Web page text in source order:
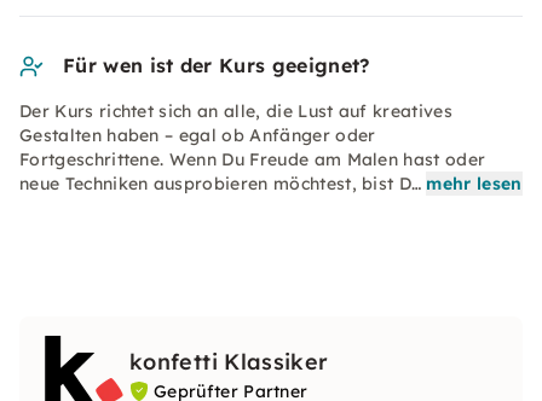
Für wen ist der Kurs geeignet?
Der Kurs richtet sich an alle, die Lust auf kreatives
Gestalten haben – egal ob Anfänger oder
Fortgeschrittene. Wenn Du Freude am Malen hast oder
neue Techniken ausprobieren möchtest, bist D… mehr lesen
konfetti Klassiker
Geprüfter Partner